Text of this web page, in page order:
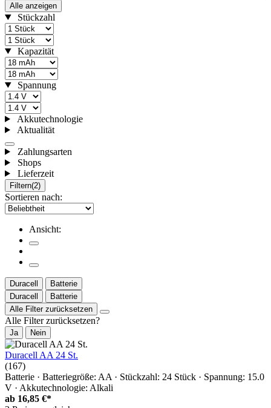
Alle anzeigen
Stückzahl
Kapazität
Spannung
Akkutechnologie
Aktualität
Zahlungsarten
Shops
Lieferzeit
Filtern(2)
Sortieren nach:
Ansicht:
Duracell
Batterie
Duracell
Batterie
Alle Filter zurücksetzen
Alle Filter zurücksetzen?
Ja Nein
Duracell AA 24 St.
(167)
Batterie · Batteriegröße: AA · Stückzahl: 24 Stück · Spannung: 15.0
V · Akkutechnologie: Alkali
ab 16,85 €*